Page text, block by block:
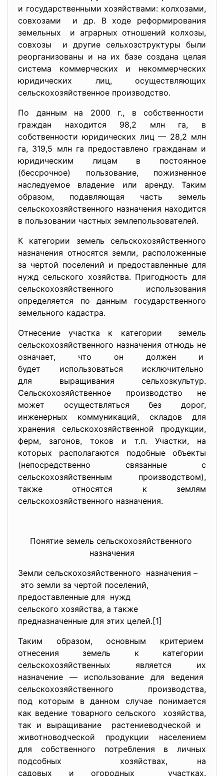
и государственными хозяйствами: колхозами,
совхозами и др. В ходе реформирования
земельных и аграрных отношений колхозы,
совхозы и другие сельхозструктуры были
реорганизованы и на их базе создана целая
система коммерческих и некоммерческих
юридических лиц, осуществляющих
сельскохозяйственное производство.
По данным на 2000 г., в собственности
граждан находится 98,2 млн га, в
собственности юридических лиц — 28,2 млн
га, 319,5 млн га предоставлено гражданам и
юридическим лицам в постоянное
(бессрочное) пользование, пожизненное
наследуемое владение или аренду. Таким
образом, подавляющая часть земель
сельскохозяйственного назначения находится
в пользовании частных землепользователей.
К категории земель сельскохозяйственного
назначения относятся земли, расположенные
за чертой поселений и предоставленные для
нужд сельского хозяйства. Пригодность для
сельскохозяйственного использования
определяется по данным государственного
земельного кадастра.
Отнесение участка к категории земель
сельскохозяйственного назначения отнюдь не
означает, что он должен и
будет использоваться исключительно
для выращивания сельхозкультур.
Сельскохозяйственное производство не
может осуществляться без дорог,
инженерных коммуникаций, складов для
хранения сельскохозяйственной продукции,
ферм, загонов, токов и т.п. Участки, на
которых располагаются подобные объекты
(непосредственно связанные с
сельскохозяйственным производством),
также относятся к землям
сельскохозяйственного назначения.
Понятие земель сельскохозяйственного
назначения
Земли сельскохозяйственного назначения –
это земли за чертой поселений,
предоставленные для нужд
сельского хозяйства, а также
предназначенные для этих целей.[1]
Таким образом, основным критерием
отнесения земель к категории
сельскохозяйственных является их
назначение — использование для ведения
сельскохозяйственного производства,
под которым в данном случае понимается
как ведение товарногосельского хозяйства,
так и выращивание растениеводческой и
животноводческой продукции населением
для собственного потребления в личных
подсобных хозяйствах, на
садовых и огородных участках.